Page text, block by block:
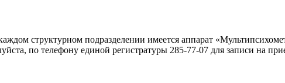
структурном подразделении имеется аппарат
по телефону единой регистратуры 285-77-07 для записи на